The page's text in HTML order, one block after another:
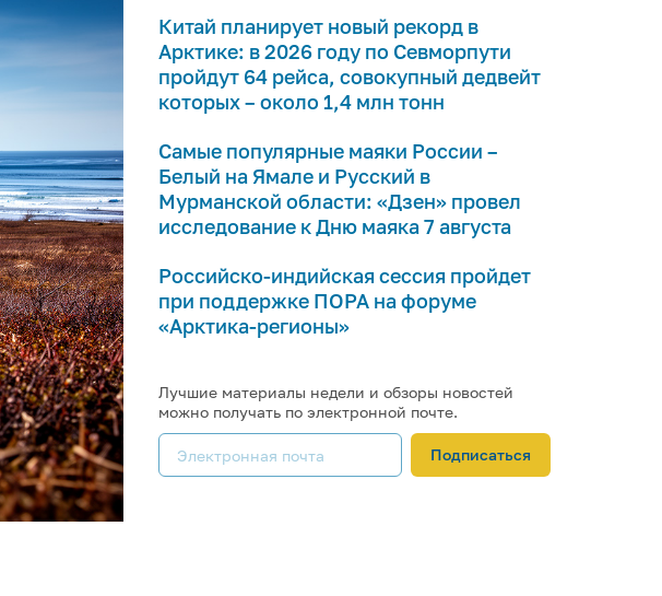
Китай планирует новый рекорд в
Арктике: в 2026 году по Севморпути
пройдут 64 рейса, совокупный дедвейт
которых – около 1,4 млн тонн
Самые популярные маяки России –
Белый на Ямале и Русский в
Мурманской области: «Дзен» провел
исследование к Дню маяка 7 августа
Российско-индийская сессия пройдет
при поддержке ПОРА на форуме
«Арктика-регионы»
Лучшие материалы недели и обзоры новостей
можно получать по электронной почте.
Подписаться